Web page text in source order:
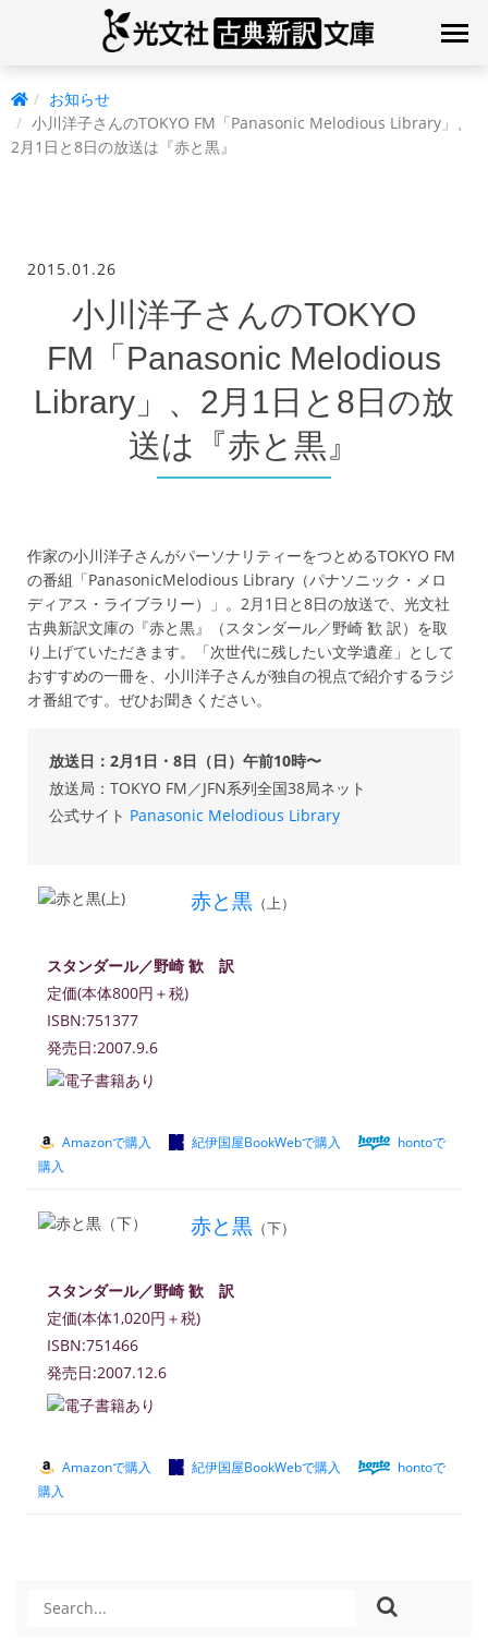
お知らせ
小川洋子さんのTOKYO FM「Panasonic Melodious Library」、
2月1日と8日の放送は『赤と黒』
2015.01.26
小川洋子さんのTOKYO
FM「Panasonic Melodious
Library」、2月1日と8日の放
送は『赤と黒』
作家の小川洋子さんがパーソナリティーをつとめるTOKYO FM
の番組「PanasonicMelodious Library（パナソニック・メロ
ディアス・ライブラリー）」。2月1日と8日の放送で、光文社
古典新訳文庫の『赤と黒』（スタンダール／野崎 歓 訳）を取
り上げていただきます。「次世代に残したい文学遺産」として
おすすめの一冊を、小川洋子さんが独自の視点で紹介するラジ
オ番組です。ぜひお聞きください。
放送日：2月1日・8日（日）午前10時〜
放送局：TOKYO FM／JFN系列全国38局ネット
公式サイト Panasonic Melodious Library
赤と黒 （上）
スタンダール／野崎 歓 訳
定価(本体800円＋税)
ISBN:751377
発売日:2007.9.6
Amazonで購入 紀伊国屋BookWebで購入
hontoで
購入
赤と黒 （下）
スタンダール／野崎 歓 訳
定価(本体1,020円＋税)
ISBN:751466
発売日:2007.12.6
Amazonで購入 紀伊国屋BookWebで購入
hontoで
購入